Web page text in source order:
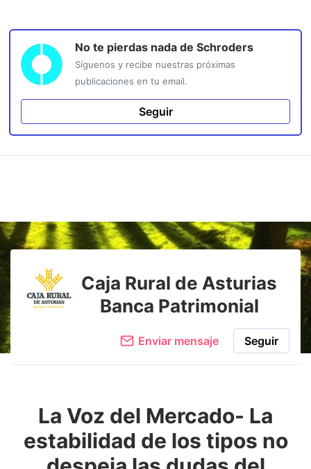
No te pierdas nada de Schroders
Síguenos y recibe nuestras próximas
publicaciones en tu email.
Seguir
Caja Rural de Asturias
Banca Patrimonial
Enviar mensaje Seguir
La Voz del Mercado- La
estabilidad de los tipos no